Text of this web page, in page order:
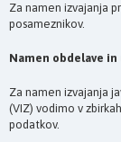
Za namen izvajanja
posameznikov.
Namen obdelave
Za namen izvajanja
(VIZ) vodimo v
podatkov.